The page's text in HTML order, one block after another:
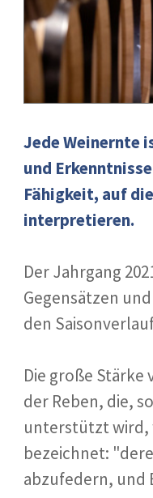
Jede Weinernte
und
Fähigkeit, auf
interpretieren.
Der Jahrgang
Gegensätzen
den
Die große Stärke
der Reben, die,
unterstützt wird,
bezeichnet:
abzufedern, und